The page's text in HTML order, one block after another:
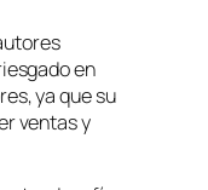
en
ya que su
ventas y